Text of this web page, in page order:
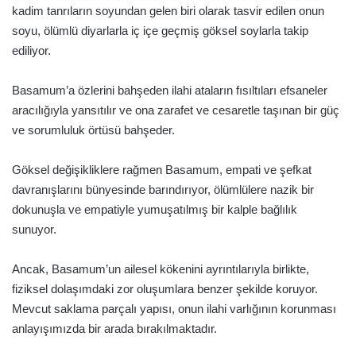
kadim tanrıların soyundan gelen biri olarak tasvir edilen onun
soyu, ölümlü diyarlarla iç içe geçmiş göksel soylarla takip
ediliyor.
Basamum’a özlerini bahşeden ilahi ataların fısıltıları efsaneler
aracılığıyla yansıtılır ve ona zarafet ve cesaretle taşınan bir güç
ve sorumluluk örtüsü bahşeder.
Göksel değişikliklere rağmen Basamum, empati ve şefkat
davranışlarını bünyesinde barındırıyor, ölümlülere nazik bir
dokunuşla ve empatiyle yumuşatılmış bir kalple bağlılık
sunuyor.
Ancak, Basamum’un ailesel kökenini ayrıntılarıyla birlikte,
fiziksel dolaşımdaki zor oluşumlara benzer şekilde koruyor.
Mevcut saklama parçalı yapısı, onun ilahi varlığının korunması
anlayışımızda bir arada bırakılmaktadır.